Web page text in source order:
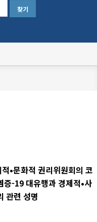
•문화적 권리위원회의 코
증-19 대유행과 경제적•사
관련 성명